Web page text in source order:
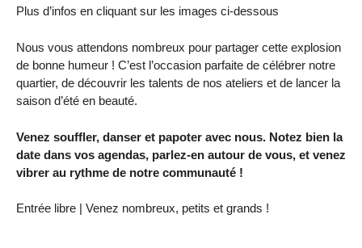
Plus d’infos en cliquant sur les images ci-dessous
Nous vous attendons nombreux pour partager cette explosion
de bonne humeur ! C’est l’occasion parfaite de célébrer notre
quartier, de découvrir les talents de nos ateliers et de lancer la
saison d’été en beauté.
Venez souffler, danser et papoter avec nous. Notez bien la
date dans vos agendas, parlez-en autour de vous, et venez
vibrer au rythme de notre communauté !
Entrée libre | Venez nombreux, petits et grands !